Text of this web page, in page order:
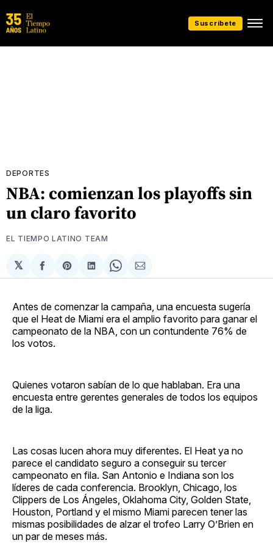
Suscríbete
DEPORTES
NBA: comienzan los playoffs sin
un claro favorito
EL TIEMPO LATINO TEAM
𝕏
Compartir
en
Share
on
Compartir
en
Share
on
Compartir
via
Antes de comenzar la campaña, una encuesta sugería
que el Heat de Miami era el amplio favorito para ganar el
campeonato de la NBA, con un contundente 76% de
los votos.
Quienes votaron sabían de lo que hablaban. Era una
encuesta entre gerentes generales de todos los equipos
de la liga.
Las cosas lucen ahora muy diferentes. El Heat ya no
parece el candidato seguro a conseguir su tercer
campeonato en fila. San Antonio e Indiana son los
líderes de cada conferencia. Brooklyn, Chicago, los
Clippers de Los Ángeles, Oklahoma City, Golden State,
Houston, Portland y el mismo Miami parecen tener las
mismas posibilidades de alzar el trofeo Larry O’Brien en
un par de meses más.